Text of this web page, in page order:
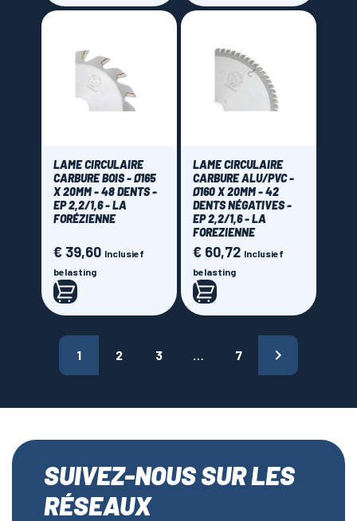
LAME CIRCULAIRE
CARBURE BOIS - Ø165
X 20MM - 48 DENTS -
EP 2,2/1,6 - LA
FORÉZIENNE
Prijs
€ 39,60 Inclusief
belasting
LAME CIRCULAIRE
CARBURE ALU/PVC -
Ø160 X 20MM - 42
DENTS NÉGATIVES -
EP 2,2/1,6 - LA
FOREZIENNE
Prijs
€ 60,72 Inclusief
belasting
1 2 3 … 7 
SUIVEZ-NOUS SUR LES
RÉSEAUX